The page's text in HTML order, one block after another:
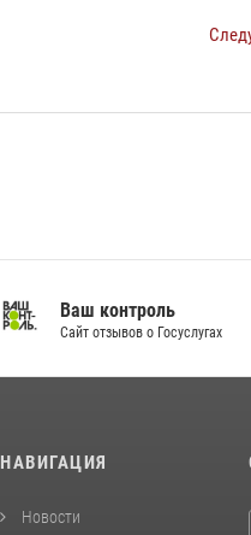
Ваш контроль
Сайт отзывов о Госуслугах
НАВИГАЦИЯ
Новости